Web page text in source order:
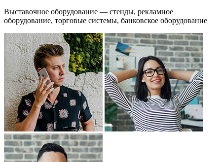
Выставочное оборудование — стенды, рекламное
оборудование, торговые системы, банковское оборудование